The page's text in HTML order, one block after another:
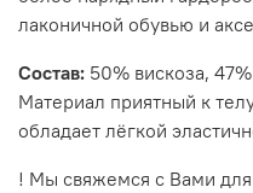
лаконичной обувью и
Состав: 50% вискоза,
Материал приятный к
обладает лёгкой
! Мы свяжемся с Вами для